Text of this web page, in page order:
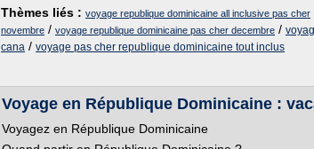
Thèmes liés : voyage republique dominicaine all inclusive pas cher
novembre / voyage republique dominicaine pas cher decembre /
cana / voyage pas cher republique dominicaine tout inclus
Voyage en République Dominicaine :
Voyagez en République Dominicaine